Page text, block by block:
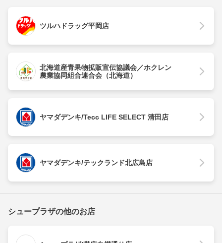
ツルハドラッグ平岡店
北海道産青果物拡販宣伝協議会／ホクレン
農業協同組合連合会（北海道）
ヤマダデンキ/Tecc LIFE SELECT 清田店
ヤマダデンキ/テックランド北広島店
シュープラザの他のお店